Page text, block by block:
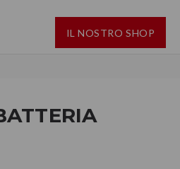
IL NOSTRO SHOP